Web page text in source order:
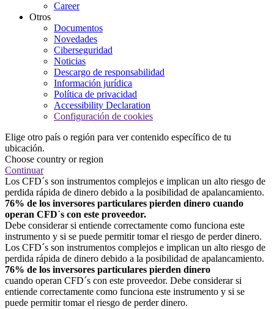
Career
Otros
Documentos
Novedades
Ciberseguridad
Noticias
Descargo de responsabilidad
Información jurídica
Política de privacidad
Accessibility Declaration
Configuración de cookies
Elige otro país o región para ver contenido específico de tu
ubicación.
Choose country or region
Continuar
Los CFD´s son instrumentos complejos e implican un alto riesgo de
perdida rápida de dinero debido a la posibilidad de apalancamiento.
76% de los inversores particulares pierden dinero cuando
operan CFD´s con este proveedor.
Debe considerar si entiende correctamente como funciona este
instrumento y si se puede permitir tomar el riesgo de perder dinero.
Los CFD´s son instrumentos complejos e implican un alto riesgo de
perdida rápida de dinero debido a la posibilidad de apalancamiento.
76% de los inversores particulares pierden dinero
cuando operan CFD´s con este proveedor. Debe considerar si
entiende correctamente como funciona este instrumento y si se
puede permitir tomar el riesgo de perder dinero.